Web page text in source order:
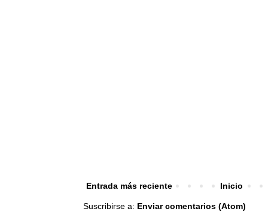
Entrada más reciente Inicio
Suscribirse a: Enviar comentarios (Atom)